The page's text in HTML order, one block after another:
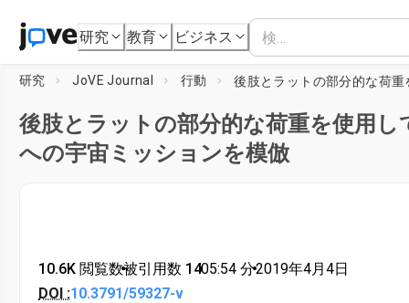
研究 教育 ビジネス
研究 JoVE Journal 行動
後肢とラットの部分的な荷重を使用し
への宇宙ミッションを模倣
10.6K 閲覧数•被引用数 14•05:54 分•2019年4月4日
DOI :10.3791/59327-v